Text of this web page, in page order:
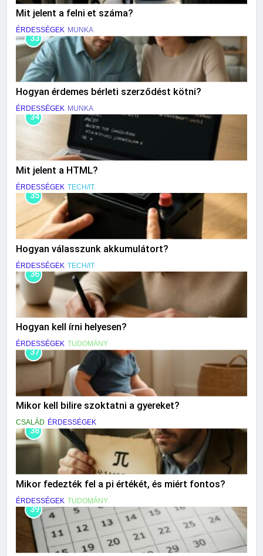
Mit jelent a felni et száma?
ÉRDESSÉGEK MUNKA
33
Hogyan érdemes bérleti szerződést kötni?
ÉRDESSÉGEK MUNKA
34
Mit jelent a HTML?
ÉRDESSÉGEK TECH/IT
35
Hogyan válasszunk akkumulátort?
ÉRDESSÉGEK TECH/IT
36
Hogyan kell írni helyesen?
ÉRDESSÉGEK TUDOMÁNY
37
Mikor kell bilire szoktatni a gyereket?
CSALÁD ÉRDESSÉGEK
38
Mikor fedezték fel a pi értékét, és miért fontos?
ÉRDESSÉGEK TUDOMÁNY
39